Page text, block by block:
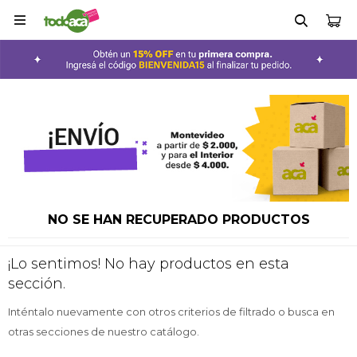

NO SE HAN RECUPERADO PRODUCTOS
¡Lo sentimos! No hay productos en esta
sección.
Inténtalo nuevamente con otros criterios de filtrado o busca en
otras secciones de nuestro catálogo.